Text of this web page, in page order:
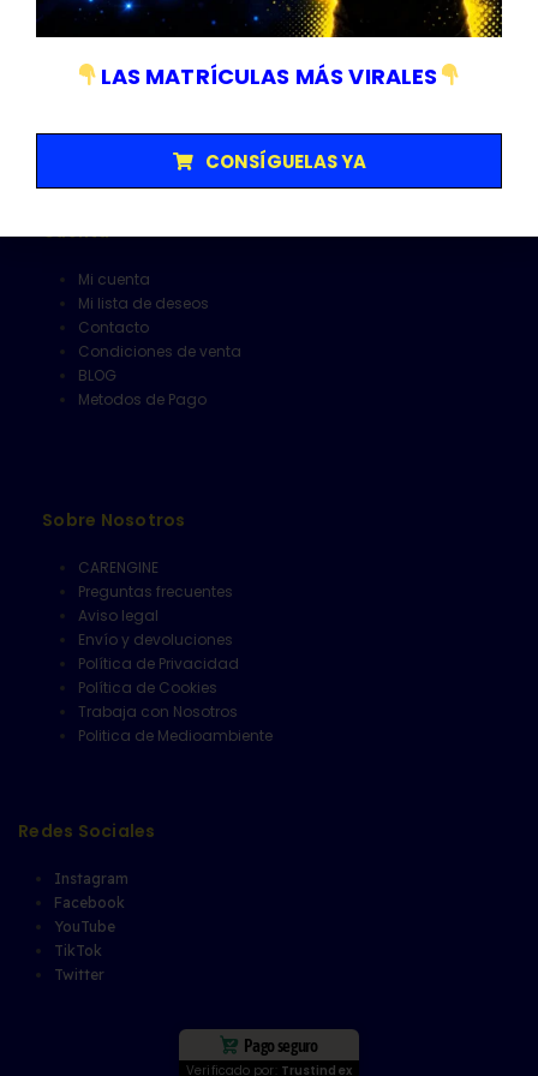
Matriculas
Senalización y V16
Herramientas
Limpieza
Cuenta
Mi cuenta
Mi lista de deseos
Contacto
Condiciones de venta
BLOG
Metodos de Pago
Sobre Nosotros
CARENGINE
Preguntas frecuentes
Aviso legal
Envío y devoluciones
Política de Privacidad
Política de Cookies
Trabaja con Nosotros
Politica de Medioambiente
Redes Sociales
Instagram
Facebook
YouTube
TikTok
Twitter
Pago seguro
Verificado por: Trustindex
LAS MATRÍCULAS MÁS VIRALES
CONSÍGUELAS YA